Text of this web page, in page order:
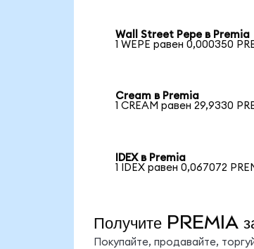
Wall Street Pepe в Premia
1 WEPE равен 0,000350
Cream в Premia
1 CREAM равен 29,9330
IDEX в Premia
1 IDEX равен 0,067072
Получите PREMIA
Покупайте, продавайте,